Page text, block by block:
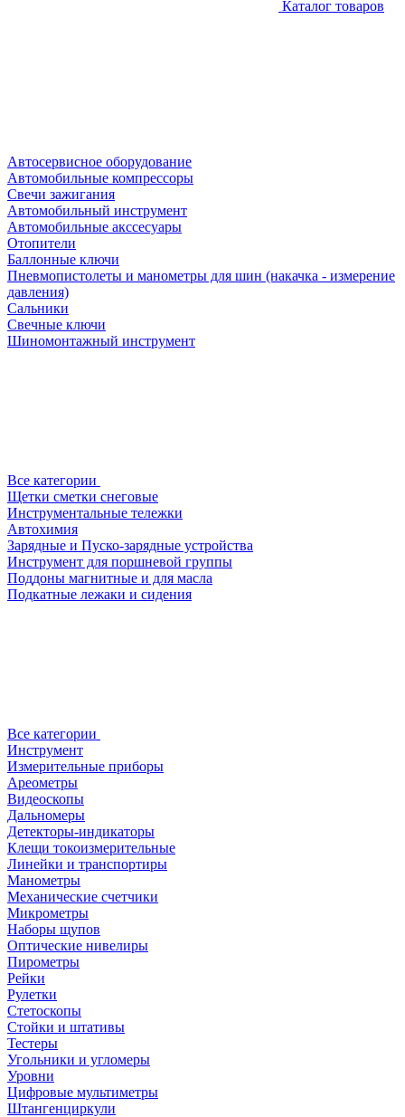
Каталог товаров
Автосервисное оборудование
Автомобильные компрессоры
Свечи зажигания
Автомобильный инструмент
Автомобильные акссесуары
Отопители
Баллонные ключи
Пневмопистолеты и манометры для шин (накачка - измерение
давления)
Сальники
Свечные ключи
Шиномонтажный инструмент
Все категории
Щетки сметки снеговые
Инструментальные тележки
Автохимия
Зарядные и Пуско-зарядные устройства
Инструмент для поршневой группы
Поддоны магнитные и для масла
Подкатные лежаки и сидения
Все категории
Инструмент
Измерительные приборы
Ареометры
Видеоскопы
Дальномеры
Детекторы-индикаторы
Клещи токоизмерительные
Линейки и транспортиры
Манометры
Механические счетчики
Микрометры
Наборы щупов
Оптические нивелиры
Пирометры
Рейки
Рулетки
Стетоскопы
Стойки и штативы
Тестеры
Угольники и угломеры
Уровни
Цифровые мультиметры
Штангенциркули